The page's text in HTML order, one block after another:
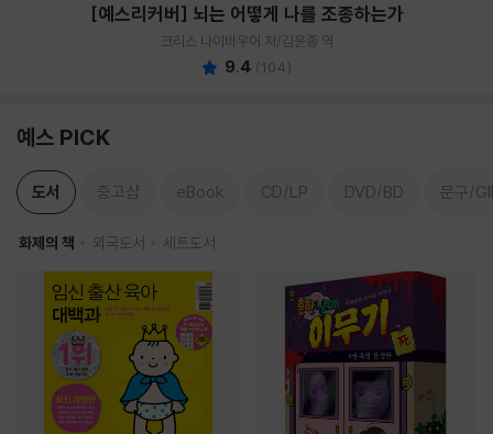
[예스리커버] 뇌는 어떻게 나를 조종하는가
크리스 나이바우어 저/김윤종 역
9.4 (104)
예스 PICK
도서 중고샵 eBook CD/LP DVD/BD 문구/
화제의 책 외국도서 세트도서